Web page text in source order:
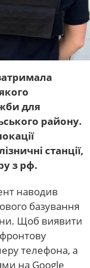
для
району.
станції,
з рф.
наводив
базування
Щоб виявити
телефона, а
на Google